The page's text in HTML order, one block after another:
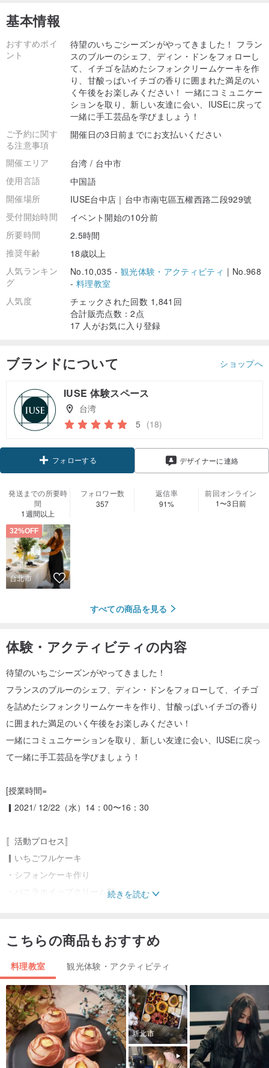
基本情報
おすすめポイ
ント
待望のいちごシーズンがやってきました！ フラン
スのブルーのシェフ、ディン・ドンをフォローし
て、イチゴを詰めたシフォンクリームケーキを作
り、甘酸っぱいイチゴの香りに囲まれた満足のい
く午後をお楽しみください！ 一緒にコミュニケー
ションを取り、新しい友達に会い、IUSEに戻って
一緒に手工芸品を学びましょう！
ご予約に関す
る注意事項
開催日の3日前までにお支払いください
開催エリア
台湾 / 台中市
使用言語
中国語
開催場所
IUSE台中店｜台中市南屯區五權西路二段929號
受付開始時間
イベント開始の10分前
所要時間
2.5時間
推奨年齢
18歳以上
人気ランキン
グ
No.10,035 - 観光体験・アクティビティ | No.968
-料理教室
人気度
チェックされた回数 1,841回
合計販売点数：2点
17 人がお気に入り登録
ブランドについて ショップへ
IUSE 体験スペース
台湾
5 (18)
フォローする デザイナーに連絡
発送までの所要時
間
1週間以上
フォロワー数
357
返信率
91%
前回オンライン
1〜3日前
32%OFF
台北市
すべての商品を見る
体験・アクティビティの内容
待望のいちごシーズンがやってきました！
フランスのブルーのシェフ、ディン・ドンをフォローして、イチゴ
を詰めたシフォンクリームケーキを作り、甘酸っぱいイチゴの香り
に囲まれた満足のいく午後をお楽しみください！
一緒にコミュニケーションを取り、新しい友達に会い、IUSEに戻っ
て一緒に手工芸品を学びましょう！
[授業時間=
▎2021/ 12/22（水）14：00〜16：30
〚活動プロセス〛
▎いちごフルケーキ
・シフォンケーキ作り
・バニラホイップクリーム製
〚先生紹介・丁東〛
・ブルーセンテニアル料理学校ジュニア、ミドル、シニア
・パーソナルスタジオ-ディンドンのデザートワールド
▎チケット購入通知
・チケットの購入が完了すると、eチケットの通知が届き、物理的な
チケットは送信されません。当日、チェックインカウンターでeチケ
ットをご提示の上、会場にご入場ください。
続きを読む
こちらの商品もおすすめ
料理教室 観光体験・アクティビティ
新北市